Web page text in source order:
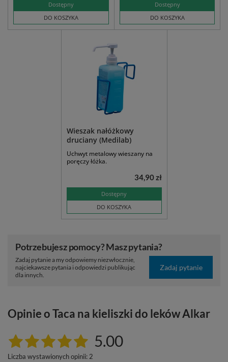
Dostępny
DO KOSZYKA
Dostępny
DO KOSZYKA
Wieszak nałóżkowy
druciany (Medilab)
Uchwyt metalowy wieszany na
poręczy łóżka.
Dostępny
DO KOSZYKA
34,90 zł
Potrzebujesz pomocy? Masz pytania?
Zadaj pytanie a my odpowiemy niezwłocznie,
najciekawsze pytania i odpowiedzi publikując
dla innych.
Zadaj pytanie
Opinie o Taca na kieliszki do leków Alkar
5.00
Liczba wystawionych opinii: 2